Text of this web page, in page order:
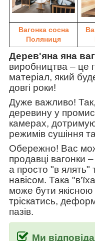
Вагонка сосна
Поляниця
Дерев'яна яна
виробництва – це
матеріал, який
довгі роки!
Дуже важливо!
деревину у
камерах,
режимів сушіння
Обережно! Вас
продавці вагонки –
а просто "в ялять"
навісом. Така
може бути якісною
тріскатись,
пазів.
Ми